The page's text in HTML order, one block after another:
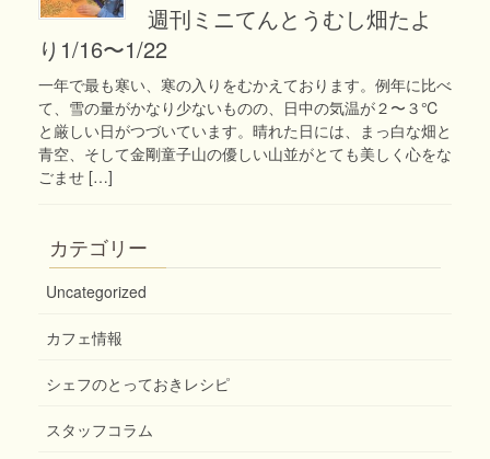
週刊ミニてんとうむし畑たよ
り1/16〜1/22
一年で最も寒い、寒の入りをむかえております。例年に比べ
て、雪の量がかなり少ないものの、日中の気温が２〜３℃
と厳しい日がつづいています。晴れた日には、まっ白な畑と
青空、そして金剛童子山の優しい山並がとても美しく心をな
ごませ […]
カテゴリー
Uncategorized
カフェ情報
シェフのとっておきレシピ
スタッフコラム